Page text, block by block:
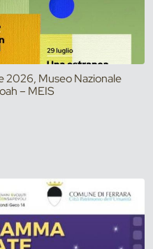
Museo Nazionale
– MEIS